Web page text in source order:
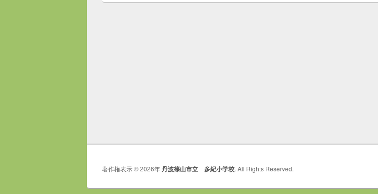
著作権表示 © 2026年丹波篠山市立 多紀小学校. All Rights Reserved.